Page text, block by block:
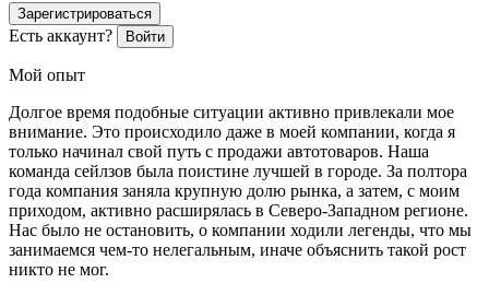
Зарегистрироваться
Есть аккаунт? Войти
Мой опыт
Долгое время подобные ситуации активно привлекали мое
внимание. Это происходило даже в моей компании, когда я
только начинал свой путь с продажи автотоваров. Наша
команда сейлзов была поистине лучшей в городе. За полтора
года компания заняла крупную долю рынка, а затем, с моим
приходом, активно расширялась в Северо-Западном регионе.
Нас было не остановить, о компании ходили легенды, что мы
занимаемся чем-то нелегальным, иначе объяснить такой рост
никто не мог.